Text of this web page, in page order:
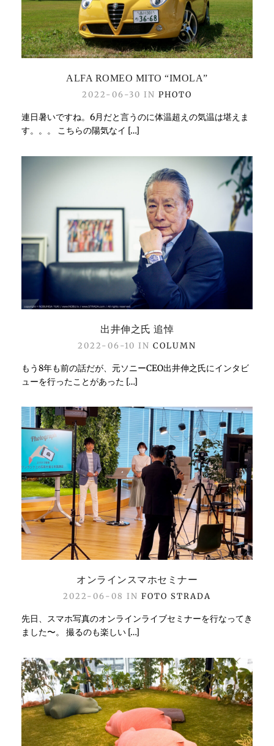
ALFA ROMEO MITO “IMOLA”
2022-06-30 IN PHOTO
連日暑いですね。6月だと言うのに体温超えの気温は堪えま
す。。。 こちらの陽気なイ […]
出井伸之氏 追悼
2022-06-10 IN COLUMN
もう8年も前の話だが、元ソニーCEO出井伸之氏にインタビ
ューを行ったことがあった […]
オンラインスマホセミナー
2022-06-08 IN FOTO STRADA
先日、スマホ写真のオンラインライブセミナーを行なってき
ました〜。 撮るのも楽しい […]